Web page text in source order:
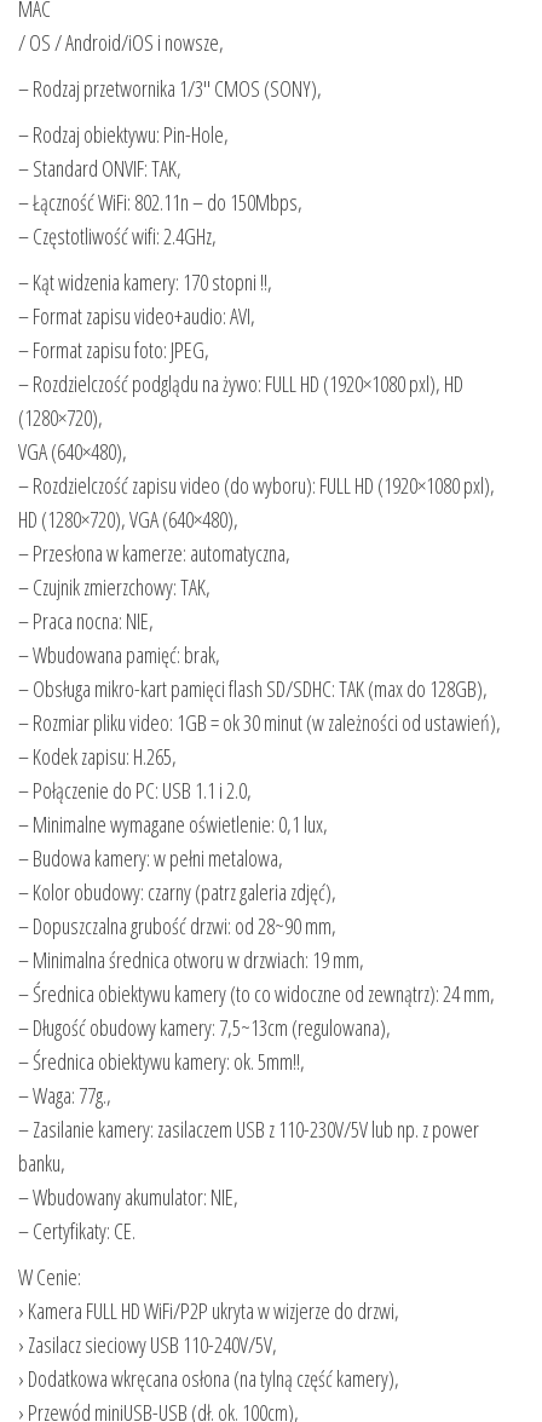
MAC
/ OS / Android/iOS i nowsze,
– Rodzaj przetwornika 1/3″ CMOS (SONY),
– Rodzaj obiektywu: Pin-Hole,
– Standard ONVIF: TAK,
– Łączność WiFi: 802.11n – do 150Mbps,
– Częstotliwość wifi: 2.4GHz,
– Kąt widzenia kamery: 170 stopni !!,
– Format zapisu video+audio: AVI,
– Format zapisu foto: JPEG,
– Rozdzielczość podglądu na żywo: FULL HD (1920×1080 pxl), HD
(1280×720),
VGA (640×480),
– Rozdzielczość zapisu video (do wyboru): FULL HD (1920×1080 pxl),
HD (1280×720), VGA (640×480),
– Przesłona w kamerze: automatyczna,
– Czujnik zmierzchowy: TAK,
– Praca nocna: NIE,
– Wbudowana pamięć: brak,
– Obsługa mikro-kart pamięci flash SD/SDHC: TAK (max do 128GB),
– Rozmiar pliku video: 1GB = ok 30 minut (w zależności od ustawień),
– Kodek zapisu: H.265,
– Połączenie do PC: USB 1.1 i 2.0,
– Minimalne wymagane oświetlenie: 0,1 lux,
– Budowa kamery: w pełni metalowa,
– Kolor obudowy: czarny (patrz galeria zdjęć),
– Dopuszczalna grubość drzwi: od 28~90 mm,
– Minimalna średnica otworu w drzwiach: 19 mm,
– Średnica obiektywu kamery (to co widoczne od zewnątrz): 24 mm,
– Długość obudowy kamery: 7,5~13cm (regulowana),
– Średnica obiektywu kamery: ok. 5mm!!,
– Waga: 77g.,
– Zasilanie kamery: zasilaczem USB z 110-230V/5V lub np. z power
banku,
– Wbudowany akumulator: NIE,
– Certyfikaty: CE.
W Cenie:
› Kamera FULL HD WiFi/P2P ukryta w wizjerze do drzwi,
› Zasilacz sieciowy USB 110-240V/5V,
› Dodatkowa wkręcana osłona (na tylną część kamery),
› Przewód miniUSB-USB (dł. ok. 100cm),